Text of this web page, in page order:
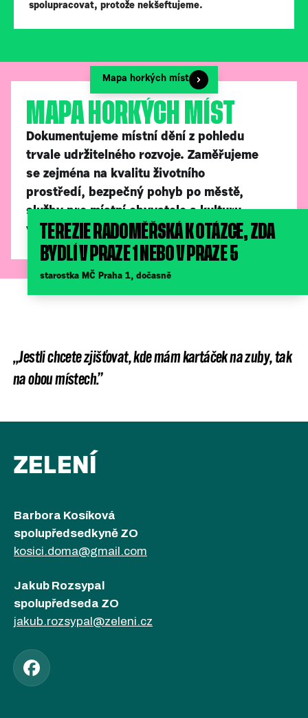
spolupracovat, protože nekšeftujeme.
MAPA HORKÝCH MÍST
Dokumentujeme místní dění z pohledu
trvale udržitelného rozvoje. Zaměřujeme
se zejména na kvalitu životního
prostředí, bezpečný pohyb po městě,
služby pro místní obyvatele a kulturu
veřejného prostoru.
Mapa horkých míst
TEREZIE RADOMĚŘSKÁ K OTÁZCE, ZDA
BYDLÍ V PRAZE 1 NEBO V PRAZE 5
starostka MČ Praha 1, dočasně
„Jestli chcete zjišťovat, kde mám kartáček na zuby, tak
na obou místech.”
ZELENÍ
Barbora Kosíková
spolupředsedkyně ZO
kosici.doma@gmail.com
Jakub Rozsypal
spolupředseda ZO
jakub.rozsypal@zeleni.cz